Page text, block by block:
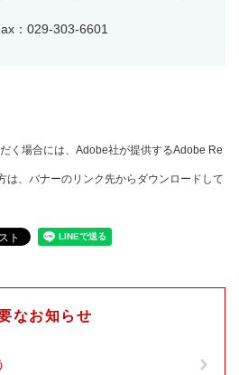
：029-303-6601
く場合には、Adobe社が提供するAdobe Re
、バナーのリンク先からダウンロードして
なお知らせ